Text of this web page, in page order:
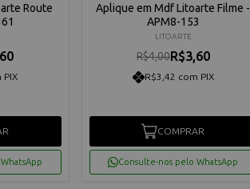
Route
PIX
Aplique em Mdf Litoarte Filme -
APM8-153
LITOARTE
R$4,00R$3,60
R$3,42 com PIX
COMPRAR
Consulte-nos pelo WhatsApp